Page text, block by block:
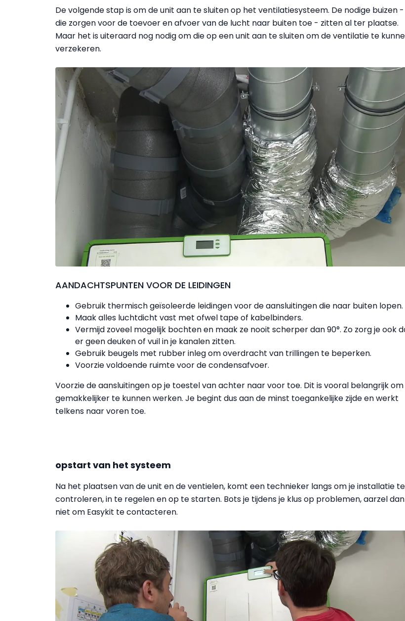
De volgende stap is om de unit aan te sluiten op het ventilatiesysteem. De nodige buizen -
die zorgen voor de toevoer en afvoer van de lucht naar buiten toe - zitten al ter plaatse.
Maar het is uiteraard nog nodig om die op een unit aan te sluiten om de ventilatie te
verzekeren.
AANDACHTSPUNTEN VOOR DE LEIDINGEN
Gebruik thermisch geïsoleerde leidingen voor de aansluitingen die naar buiten lopen.
Maak alles luchtdicht vast met ofwel tape of kabelbinders.
Vermijd zoveel mogelijk bochten en maak ze nooit scherper dan 90°. Zo zorg je ook
er geen deuken of vuil in je kanalen zitten.
Gebruik beugels met rubber inleg om overdracht van trillingen te beperken.
Voorzie voldoende ruimte voor de condensafvoer.
Voorzie de aansluitingen op je toestel van achter naar voor toe. Dit is vooral belangrijk om
gemakkelijker te kunnen werken. Je begint dus aan de minst toegankelijke zijde en werkt
telkens naar voren toe.
opstart van het systeem
Na het plaatsen van de unit en de ventielen, komt een technieker langs om je installatie te
controleren, in te regelen en op te starten. Bots je tijdens je klus op problemen, aarzel dan
niet om Easykit te contacteren.